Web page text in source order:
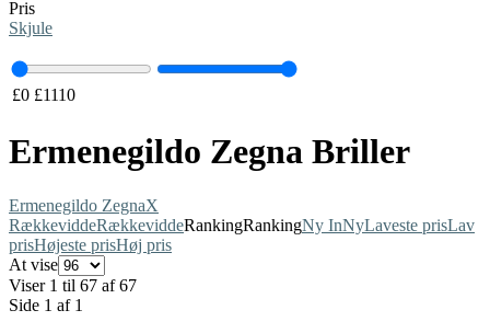
Pris
Skjule
£0 £1110
Ermenegildo Zegna Briller
Ermenegildo ZegnaX
RækkeviddeRækkeviddeRankingRankingNy InNyLaveste prisLav
prisHøjeste prisHøj pris
At vise
Viser 1 til 67 af 67
Side 1 af 1